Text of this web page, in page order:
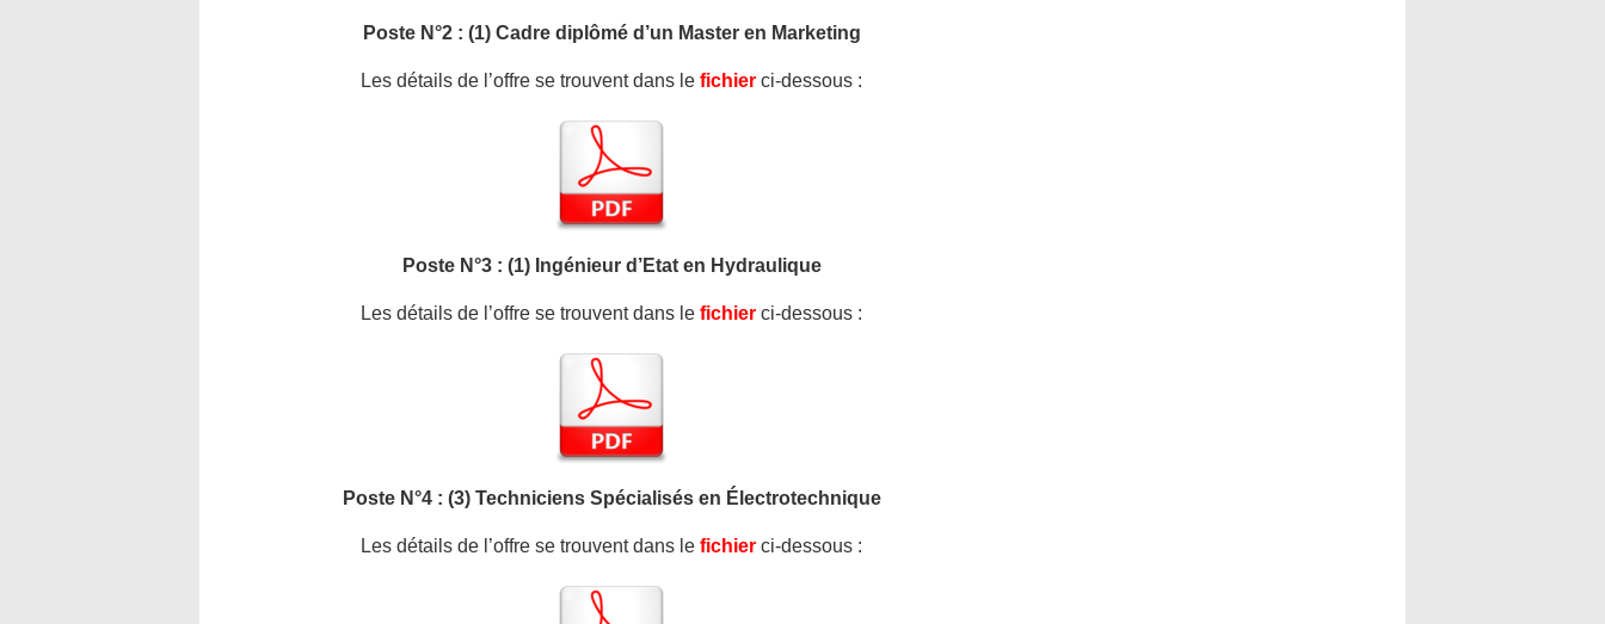
Poste N°2 : (1) Cadre diplômé d’un Master en Marketing
Les détails de l’offre se trouvent dans le fichier ci-dessous :
Poste N°3 : (1) Ingénieur d’Etat en Hydraulique
Les détails de l’offre se trouvent dans le fichier ci-dessous :
Poste N°4 : (3) Techniciens Spécialisés en Électrotechnique
Les détails de l’offre se trouvent dans le fichier ci-dessous :